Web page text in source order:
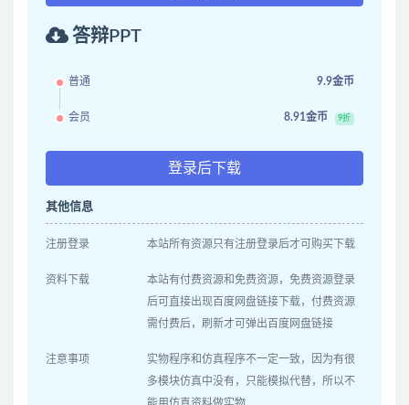
答辩PPT
普通 9.9金币
会员 8.91金币 9折
登录后下载
其他信息
注册登录 本站所有资源只有注册登录后才可购买下载
资料下载
本站有付费资源和免费资源，免费资源登录
后可直接出现百度网盘链接下载，付费资源
需付费后，刷新才可弹出百度网盘链接
注意事项
实物程序和仿真程序不一定一致，因为有很
多模块仿真中没有，只能模拟代替，所以不